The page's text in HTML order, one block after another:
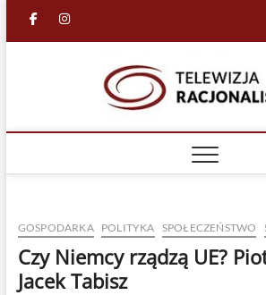
facebook
in
GOSPODARKA POLITYKA SPOŁECZEŃSTWO
Czy Niemcy rządzą UE?
Jacek Tabisz